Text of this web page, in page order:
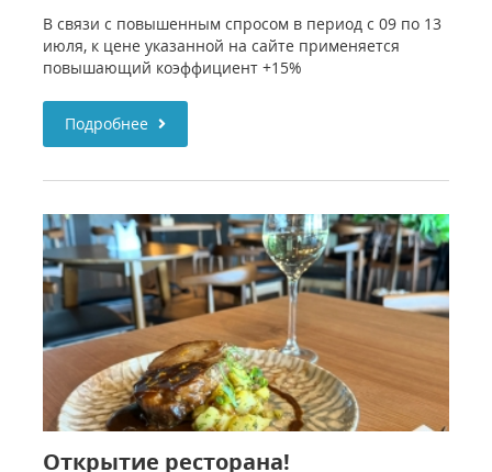
В связи с повышенным спросом в период с 09 по 13
июля, к цене указанной на сайте применяется
повышающий коэффициент +15%
Подробнее
Открытие ресторана!